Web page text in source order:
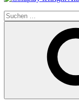
Suchen
nach: